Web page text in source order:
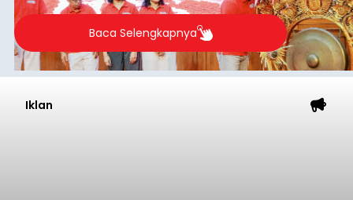
Baca Selengkapnya
Iklan